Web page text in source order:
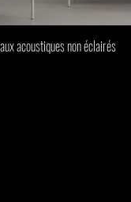
acoustiques non éclairés